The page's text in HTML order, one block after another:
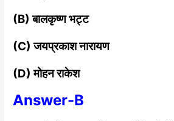
(B) बालकृष्ण भट्ट
(C) जयप्रकाश नारायण
(D) मोहन राकेश
Answer-B